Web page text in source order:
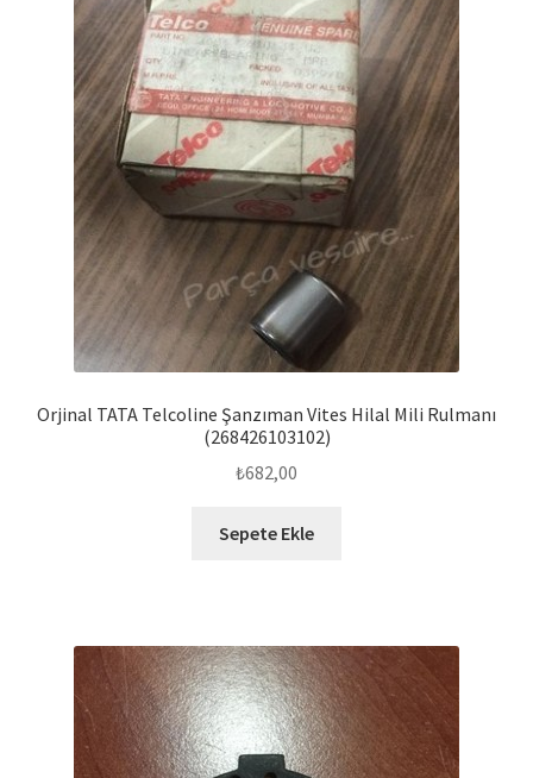
Orjinal TATA Telcoline Şanzıman Vites Hilal Mili Rulmanı
(268426103102)
₺682,00
Sepete Ekle